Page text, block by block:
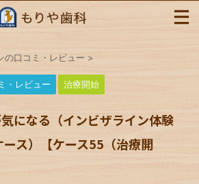
の口コミ・レビュー >
・レビュー 治療開始
になる（インビザライン体験
ス）【ケース55（治療開